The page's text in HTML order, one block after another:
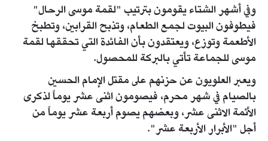
وفي أشهر الشتاء يقومون بترتيب "لقمة موسى الرحال"
فيطوفون البيوت لجمع الطعام، وتذبح القرابين، وتطبخ
الأطعمة وتوزع، ويعتقدون بأن الفائدة التي تحققها لقمة
موسى للجماعة تأتي بالبركة للمحصول.
ويعبر العلويون عن حزنهم على مقتل الإمام الحسين
بالصيام في شهر محرم، فيصومون اثنى عشر يوماً لذكرى
الأئمة الاثنى عشر، وبعضهم يصوم أربعة عشر يوماً من
أجل "الأبرار الأربعة عشر".